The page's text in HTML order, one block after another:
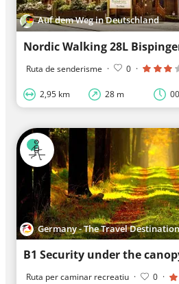
Auf dem Weg in Deutschland
Nordic Walking 28L
Ruta de senderisme · 0 ·
2,95 km 28 m
Germany - The Travel
B1 Security under the
Ruta per caminar recreatiu · 0 ·